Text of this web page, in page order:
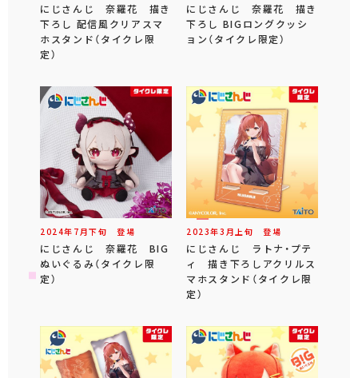
にじさんじ 奈羅花 描き
下ろし 配信風クリアスマ
ホスタンド（タイクレ限
定）
にじさんじ 奈羅花 描き
下ろし BIGロングクッシ
ョン（タイクレ限定）
2024年 7 月下旬 登場
にじさんじ 奈羅花 BIG
ぬいぐるみ（タイクレ限
定）
2023年3 月 上旬 登場
にじさんじ ラトナ・プテ
ィ 描き下ろしアクリルス
マホスタンド（タイクレ限
定）